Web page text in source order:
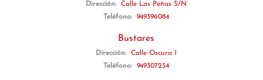
Dirección:
Calle Las Peñas S/N
Teléfono:
949396084
Bustares
Dirección:
Calle Oscura 1
Teléfono:
949307234